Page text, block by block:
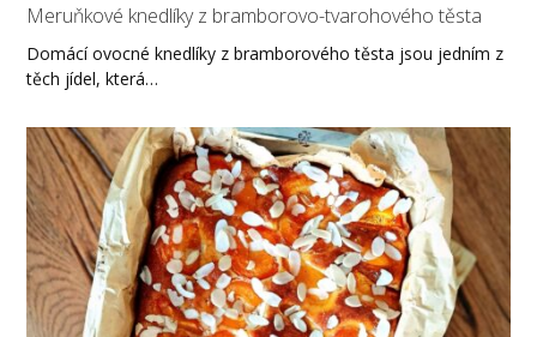
Meruňkové knedlíky z bramborovo-tvarohového těsta
Domácí ovocné knedlíky z bramborového těsta jsou jedním z
těch jídel, která…